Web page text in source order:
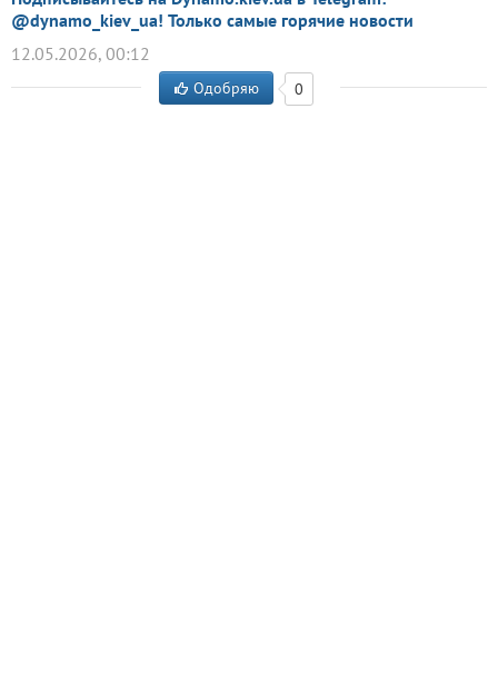
@dynamo_kiev_ua! Только самые горячие новости
12.05.2026, 00:12
Одобряю 0